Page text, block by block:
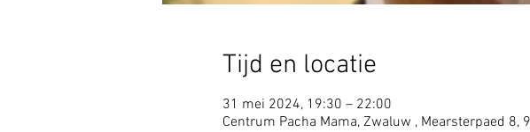
Tijd en locatie
31 mei 2024, 19:30 – 22:00
Centrum Pacha Mama, Zwaluw , Mearsterpaed 8,